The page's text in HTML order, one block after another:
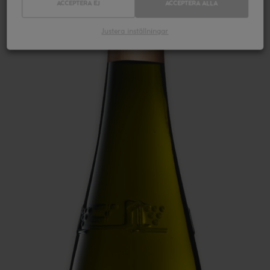
ACCEPTERA EJ ACCEPTERA ALLA
Justera inställningar